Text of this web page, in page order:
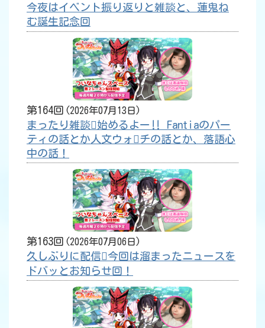
今夜はイベント振り返りと雑談と、蓮鬼ね
む誕生記念回
第164回 2026年07月13日
まったり雑談始めるよー‼️ Fantiaのパー
ティの話とか人文ウォチの話とか、落語心
中の話！
第163回 2026年07月06日
久しぶりに配信今回は溜まったニュースを
ドバッとお知らせ回！